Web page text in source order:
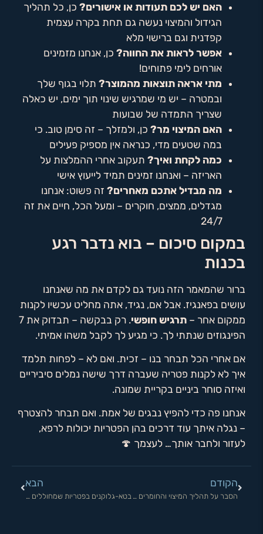
האם יש לכם תעודות או אישורים? כן, כל תהליך
הגידול והמיצוי נעשה גם תחת בקרה עצמית
קפדנית וגם ברישוי מלא
אפשר לראות את החווה? כן, אנחנו מזמינים
אורחים לימי פתוחים!
מתי אראה תוצאות מהמוצר? תלוי בגוף שלך
ובמטרה – יש מי שמרגיש שינוי תוך ימים, יש כאלה
שצריך התמדה של שבועות
האם המיצוי מר? כן, ולמזלך – זה סימן טוב. כי
במה שטעים מדי, כנראה אין מספיק פעילים
כמה לקחת ואיך? תעקוב אחרי ההמלצות על
האריזה – ואנחנו זמינים תמיד לייעוץ אישי
מה מבדיל אתכם מאחרים? זה פשוט: אנחנו
מגדלים, ממצים, חוקרים – ומעל הכל, חיים את זה
24/7
במקום סיכום – בוא נדבר רגע
בכנות
ברור שהמאמר הזה נועד גם לקדם את מה שאנחנו
עושים בפאנגיז. אבל אם, נגיד, אתה מחליט עכשיו לקנות
ממקום אחר – תרגיש חופשי
. רק בבקשה – תבדוק את 7
הפינגוזים שנתתי לך. כי מגיע לך לקבל משהו אמיתי.
אם אחרי הכל תבחר בנו – זכית. ואם לא – לפחות תלמד
איך לא לקנות פטריה שעברה דרך שישה נמלים סיביריים
ואיזה סוחר ביניים בקריית שמונה.
אנחנו פה כדי להפיץ נבגים של אמת. ואם תבחר להצטרף
– נגלה איתך עוד דרכים בהן הפטריות יכולות לרפא,
לעזור ולחבר אותך… לעצמך 🍄
הקודם
הסבר על תהליך המיצוי והחומרים הפעילים מהפטריות – מדריך מפתיע
הבא
בטא-גלוקנים בפטריות שמחוללים מהפכה במערכת החיסון